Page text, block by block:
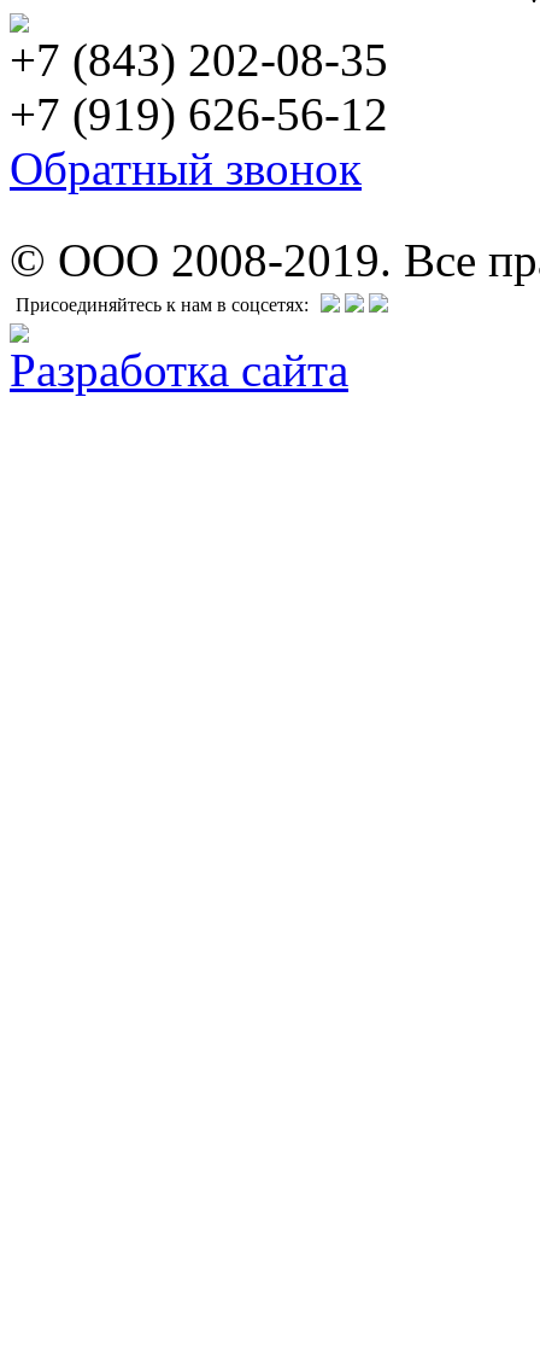
+7 (843) 202-08-35
+7 (919) 626-56-12
Обратный звонок
© ООО 2008-2019. Все
Присоединяйтесь к нам в соцсетях:
Разработка сайта